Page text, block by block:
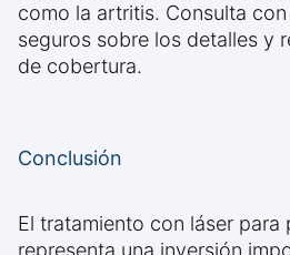
como la artritis. Consulta
seguros sobre los detalles y
de cobertura.
Conclusión
El tratamiento con láser